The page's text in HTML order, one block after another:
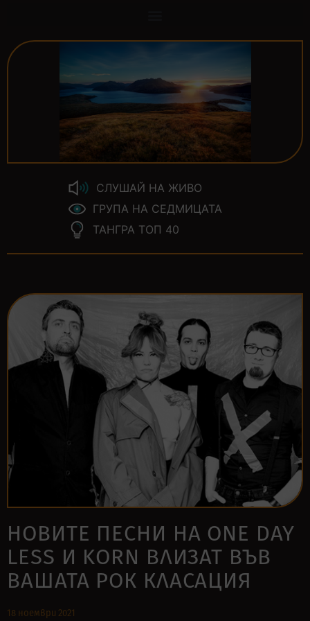
СЛУШАЙ НА ЖИВО
ГРУПА НА СЕДМИЦАТА
ТАНГРА ТОП 40
НОВИТЕ ПЕСНИ НА ONE DAY
LESS И KORN ВЛИЗАТ ВЪВ
ВАШАТА РОК КЛАСАЦИЯ
18 ноември 2021